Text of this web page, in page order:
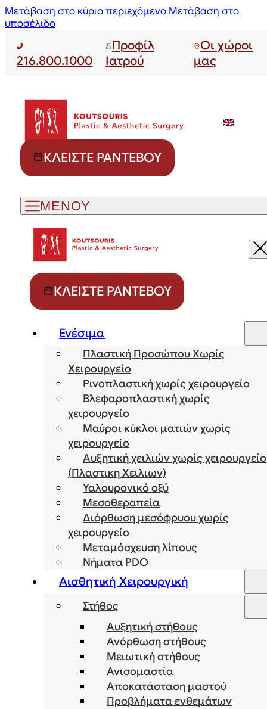
Μετάβαση στο κύριο περιεχόμενο Μετάβαση στο
υποσέλιδο
216.800.1000
Προφίλ
Ιατρού
Οι χώροι
μας
ΚΛΕΊΣΤΕ ΡΑΝΤΕΒΟΎ
ΚΛΕΊΣΤΕ ΡΑΝΤΕΒΟΎ
Ενέσιμα
Πλαστική Προσώπου Χωρίς
Χειρουργείο
Ρινοπλαστική χωρίς χειρουργείο
Βλεφαροπλαστική χωρίς
χειρουργείο
Μαύροι κύκλοι ματιών χωρίς
χειρουργείο
Αυξητική χειλιών χωρίς χειρουργείο
(Πλαστικη Χειλιων)
Υαλουρονικό οξύ
Μεσοθεραπεία
Διόρθωση μεσόφρυου χωρίς
χειρουργείο
Μεταμόσχευση λίπους
Νήματα PDO
Αισθητική Χειρουργική
Στήθος
Αυξητική στήθους
Ανόρθωση στήθους
Μειωτική στήθους
Ανισομαστία
Αποκατάσταση μαστού
Προβλήματα ενθεμάτων